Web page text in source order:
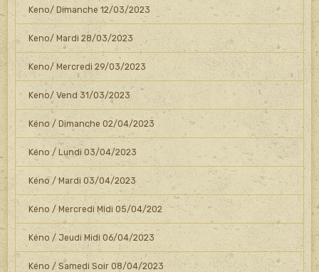
Keno/ Dimanche 12/03/2023
Keno/ Mardi 28/03/2023
Keno/ Mercredi 29/03/2023
Keno/ Vend 31/03/2023
Kéno / Dimanche 02/04/2023
Kéno / Lundi 03/04/2023
Kéno / Mardi 03/04/2023
Kéno / Mercredi Midi 05/04/202
Kéno / Jeudi Midi 06/04/2023
Kéno / Samedi Soir 08/04/2023